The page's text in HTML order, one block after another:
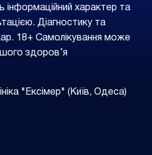
інформаційний характер та
Діагностику та
18+ Самолікування може
здоров’я
"Ексімер" (Київ, Одеса)